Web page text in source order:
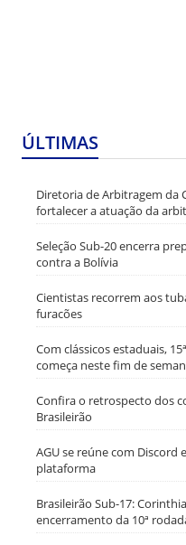
ÚLTIMAS
Diretoria de Arbitragem da
fortalecer a atuação da
Seleção Sub-20 encerra
contra a Bolívia
Cientistas recorrem aos
furacões
Com clássicos estaduais,
começa neste fim de
Confira o retrospecto dos
Brasileirão
AGU se reúne com Discord
plataforma
Brasileirão Sub-17:
encerramento da 10ª